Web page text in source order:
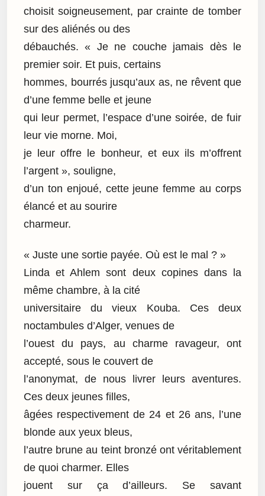
choisit soigneusement, par crainte de tomber
sur des aliénés ou des
débauchés. « Je ne couche jamais dès le
premier soir. Et puis, certains
hommes, bourrés jusqu’aux as, ne rêvent que
d’une femme belle et jeune
qui leur permet, l’espace d’une soirée, de fuir
leur vie morne. Moi,
je leur offre le bonheur, et eux ils m’offrent
l’argent », souligne,
d’un ton enjoué, cette jeune femme au corps
élancé et au sourire
charmeur.
« Juste une sortie payée. Où est le mal ? »
Linda et Ahlem sont deux copines dans la
même chambre, à la cité
universitaire du vieux Kouba. Ces deux
noctambules d’Alger, venues de
l’ouest du pays, au charme ravageur, ont
accepté, sous le couvert de
l’anonymat, de nous livrer leurs aventures.
Ces deux jeunes filles,
âgées respectivement de 24 et 26 ans, l’une
blonde aux yeux bleus,
l’autre brune au teint bronzé ont véritablement
de quoi charmer. Elles
jouent sur ça d’ailleurs. Se savant